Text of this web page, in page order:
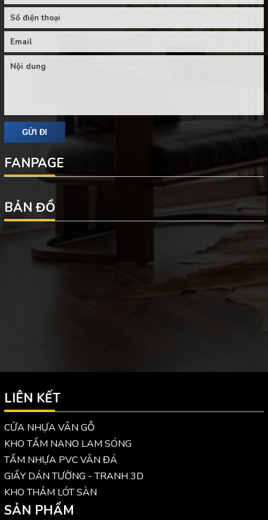
FANPAGE
BẢN ĐỒ
LIÊN KẾT
CỬA NHỰA VÂN GỖ
KHO TẤM NANO LAM SÓNG
TẤM NHỰA PVC VÂN ĐÁ
GIẤY DÁN TƯỜNG - TRANH 3D
KHO THẢM LÓT SÀN
SẢN PHẨM